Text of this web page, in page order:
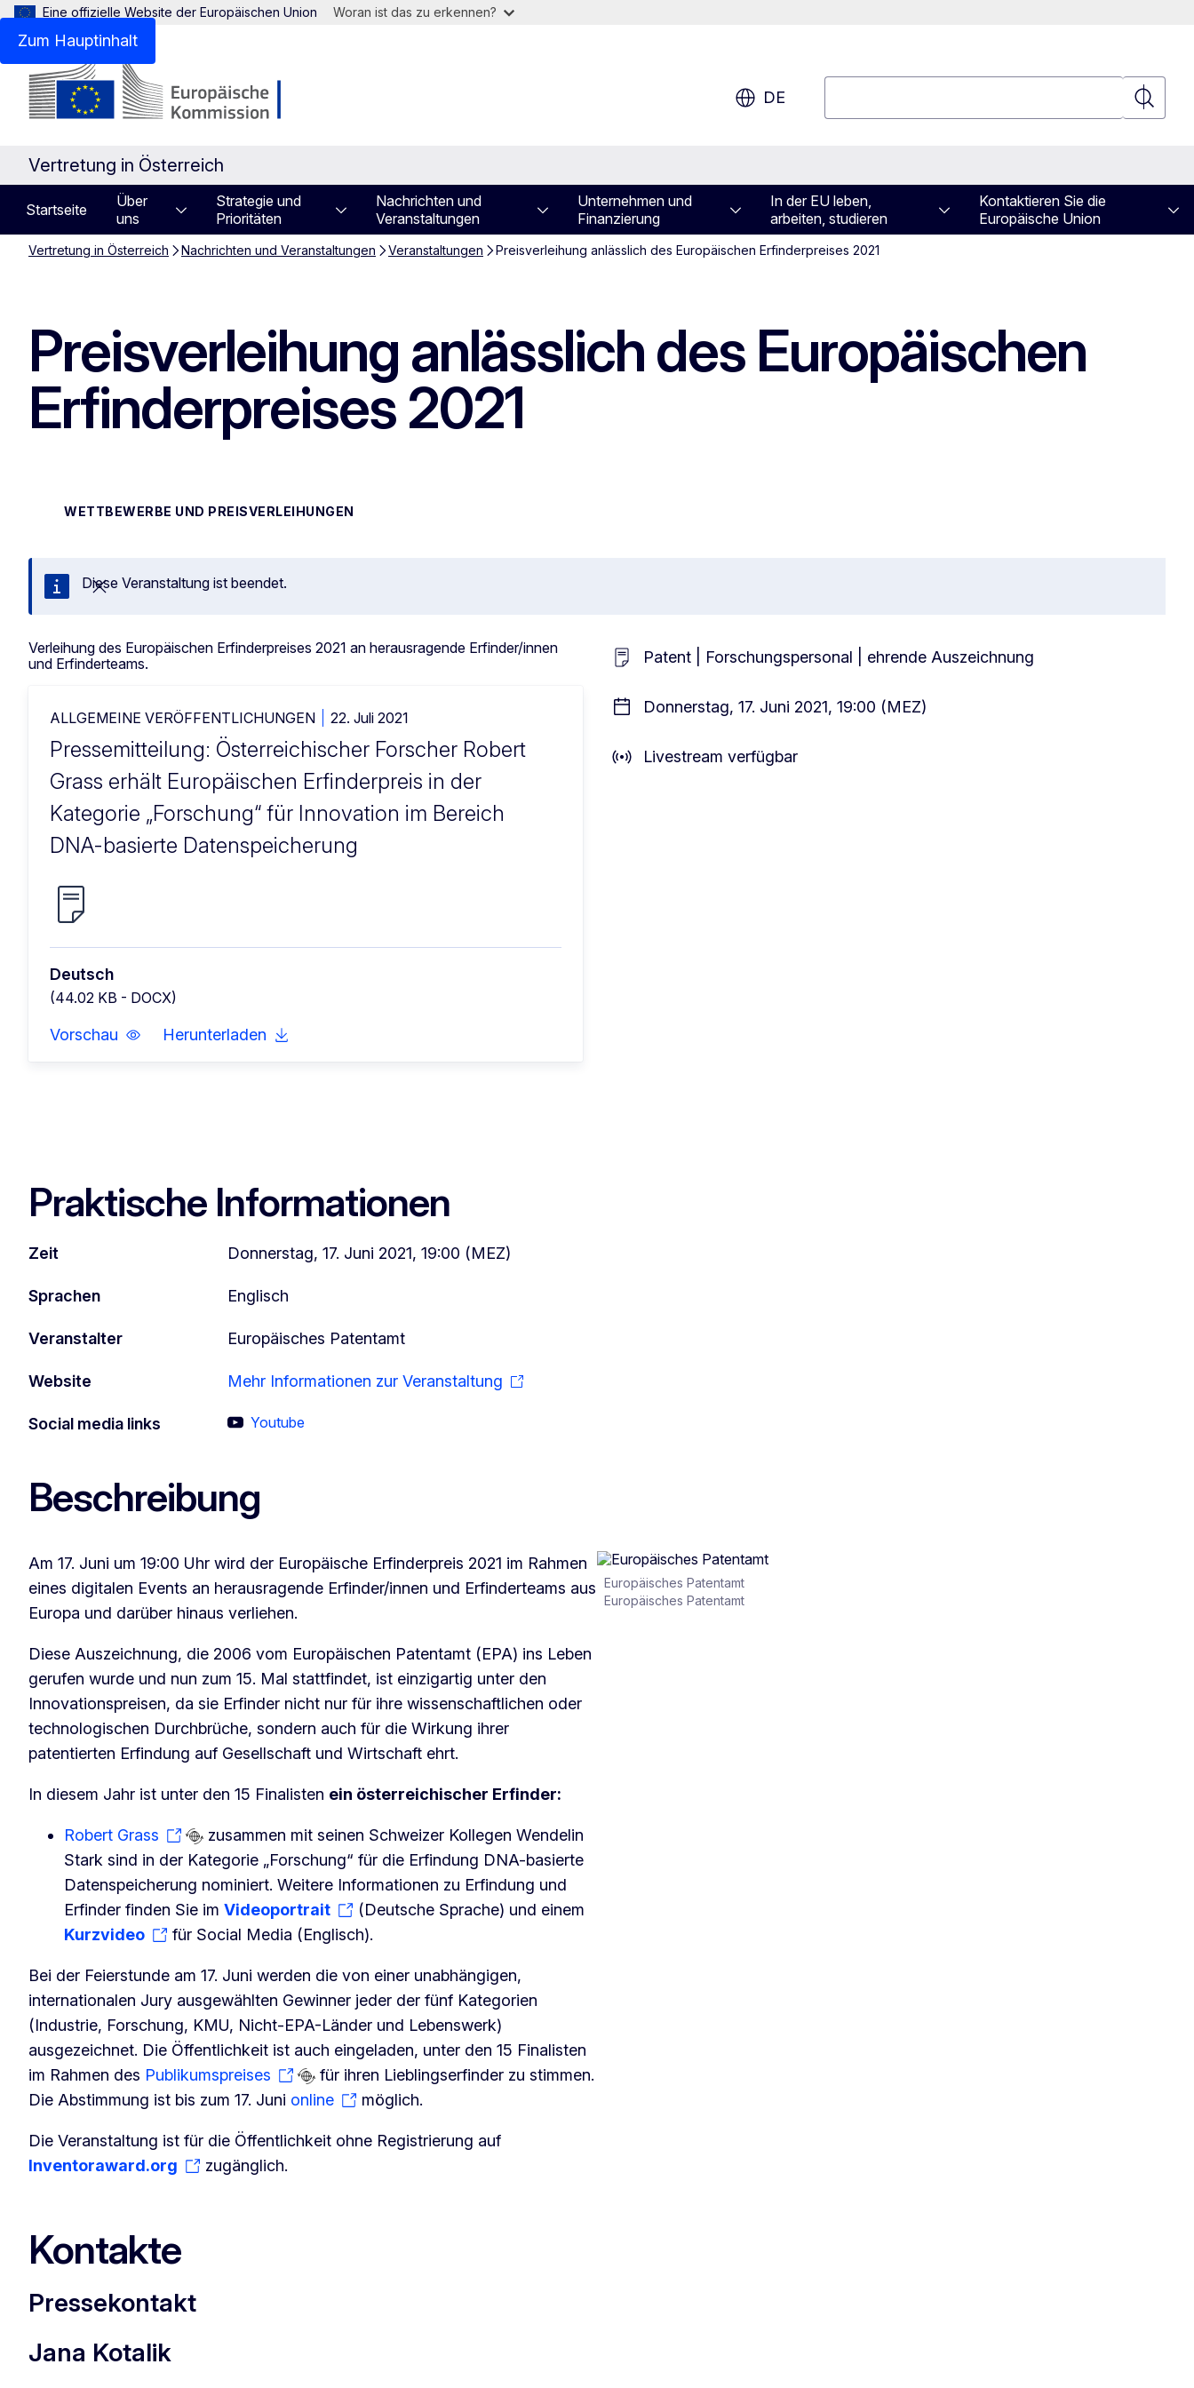
Zum Hauptinhalt
Eine offizielle Website der Europäischen Union Woran ist das zu erkennen?
DE
Suchen
Vertretung in Österreich
Startseite
Über
uns
Strategie und
Prioritäten
Nachrichten und
Veranstaltungen
Unternehmen und
Finanzierung
In der EU leben,
arbeiten, studieren
Kontaktieren Sie die
Europäische Union
Vertretung in Österreich Nachrichten und Veranstaltungen Veranstaltungen Preisverleihung anlässlich des Europäischen Erfinderpreises 2021
Preisverleihung anlässlich des Europäischen
Erfinderpreises 2021
WETTBEWERBE UND PREISVERLEIHUNGEN
Schließen
Diese Veranstaltung ist beendet.
Verleihung des Europäischen Erfinderpreises 2021 an herausragende Erfinder/innen
und Erfinderteams.
ALLGEMEINE VERÖFFENTLICHUNGEN 22. Juli 2021
Pressemitteilung: Österreichischer Forscher Robert
Grass erhält Europäischen Erfinderpreis in der
Kategorie „Forschung“ für Innovation im Bereich
DNA-basierte Datenspeicherung
Deutsch
(44.02 KB - DOCX)
Vorschau Herunterladen
Patent | Forschungspersonal | ehrende Auszeichnung
Donnerstag, 17. Juni 2021, 19:00 (MEZ)
Livestream verfügbar
Praktische Informationen
Zeit Donnerstag, 17. Juni 2021, 19:00 (MEZ)
Sprachen Englisch
Veranstalter Europäisches Patentamt
Website Mehr Informationen zur Veranstaltung
Social media links Youtube
Beschreibung
Am 17. Juni um 19:00 Uhr wird der Europäische Erfinderpreis 2021 im Rahmen
eines digitalen Events an herausragende Erfinder/innen und Erfinderteams aus
Europa und darüber hinaus verliehen.
Diese Auszeichnung, die 2006 vom Europäischen Patentamt (EPA) ins Leben
gerufen wurde und nun zum 15. Mal stattfindet, ist einzigartig unter den
Innovationspreisen, da sie Erfinder nicht nur für ihre wissenschaftlichen oder
technologischen Durchbrüche, sondern auch für die Wirkung ihrer
patentierten Erfindung auf Gesellschaft und Wirtschaft ehrt.
In diesem Jahr ist unter den 15 Finalisten ein österreichischer Erfinder:
Robert Grass
zusammen mit seinen Schweizer Kollegen Wendelin
Stark sind in der Kategorie „Forschung“ für die Erfindung DNA-basierte
Datenspeicherung nominiert. Weitere Informationen zu Erfindung und
Erfinder finden Sie im Videoportrait
(Deutsche Sprache) und einem
Kurzvideo
für Social Media (Englisch).
Bei der Feierstunde am 17. Juni werden die von einer unabhängigen,
internationalen Jury ausgewählten Gewinner jeder der fünf Kategorien
(Industrie, Forschung, KMU, Nicht-EPA-Länder und Lebenswerk)
ausgezeichnet. Die Öffentlichkeit ist auch eingeladen, unter den 15 Finalisten
im Rahmen des Publikumspreises
für ihren Lieblingserfinder zu stimmen.
Die Abstimmung ist bis zum 17. Juni online möglich.
Die Veranstaltung ist für die Öffentlichkeit ohne Registrierung auf
Inventoraward.org
zugänglich.
Europäisches Patentamt
Europäisches Patentamt
Kontakte
Pressekontakt
Jana Kotalik